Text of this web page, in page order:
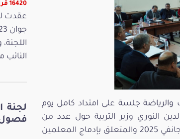
والرياضة جلسة على امتداد كامل يوم
نور الدين النوري وزير التربية حول عدد من
المشاغل التربوية تعلقت بالأمر عدد21 لسنة 2025 المؤرخ في 8 جانفي 2025 والمتعلق بإدماج المعلمين
16420 قراءة
لجنة
فصول